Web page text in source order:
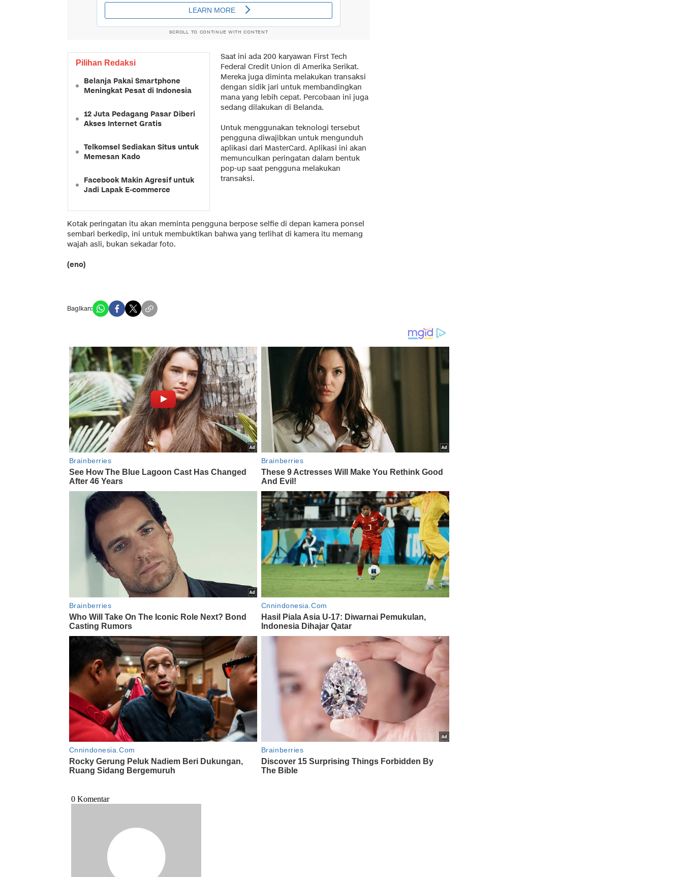
SCROLL TO CONTINUE WITH CONTENT
Pilihan Redaksi
Belanja Pakai Smartphone
Meningkat Pesat di Indonesia
12 Juta Pedagang Pasar Diberi
Akses Internet Gratis
Telkomsel Sediakan Situs untuk
Memesan Kado
Facebook Makin Agresif untuk
Jadi Lapak E-commerce
Saat ini ada 200 karyawan First Tech
Federal Credit Union di Amerika Serikat.
Mereka juga diminta melakukan transaksi
dengan sidik jari untuk membandingkan
mana yang lebih cepat. Percobaan ini juga
sedang dilakukan di Belanda.
Untuk menggunakan teknologi tersebut
pengguna diwajibkan untuk mengunduh
aplikasi dari MasterCard. Aplikasi ini akan
memunculkan peringatan dalam bentuk
pop-up saat pengguna melakukan
transaksi.
Kotak peringatan itu akan meminta pengguna berpose selfie di depan kamera ponsel
sembari berkedip, ini untuk membuktikan bahwa yang terlihat di kamera itu memang
wajah asli, bukan sekadar foto.
(eno)
Bagikan: